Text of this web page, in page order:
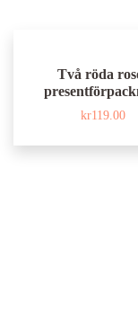
Två röda
kr119.00